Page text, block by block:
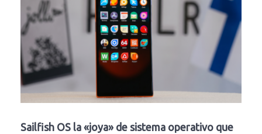
Sailfish OS la «joya» de sistema operativo que